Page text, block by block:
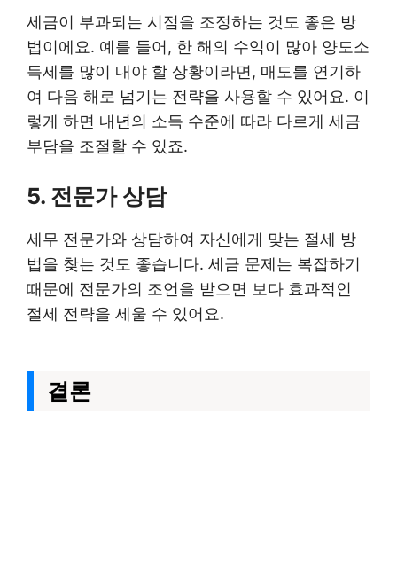
세금이 부과되는 시점을 조정하는 것도 좋은 방
법이에요. 예를 들어, 한 해의 수익이 많아 양도소
득세를 많이 내야 할 상황이라면, 매도를 연기하
여 다음 해로 넘기는 전략을 사용할 수 있어요. 이
렇게 하면 내년의 소득 수준에 따라 다르게 세금
부담을 조절할 수 있죠.
5. 전문가 상담
세무 전문가와 상담하여 자신에게 맞는 절세 방
법을 찾는 것도 좋습니다. 세금 문제는 복잡하기
때문에 전문가의 조언을 받으면 보다 효과적인
절세 전략을 세울 수 있어요.
결론